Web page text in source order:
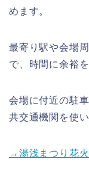
めます。
最寄り駅や会場
で、時間に余裕
会場に付近の駐
共交通機関を使
→湯浅まつり花